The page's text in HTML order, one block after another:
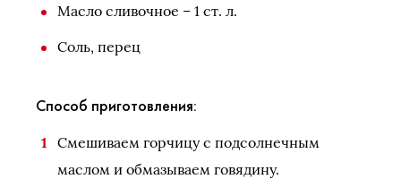
Масло сливочное – 1 ст. л.
Соль, перец
Способ приготовления:
Смешиваем горчицу с подсолнечным
маслом и обмазываем говядину.